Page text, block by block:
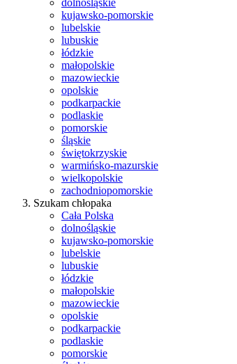
dolnośląskie
kujawsko-pomorskie
lubelskie
lubuskie
łódzkie
małopolskie
mazowieckie
opolskie
podkarpackie
podlaskie
pomorskie
śląskie
świętokrzyskie
warmińsko-mazurskie
wielkopolskie
zachodniopomorskie
Szukam chłopaka
Cała Polska
dolnośląskie
kujawsko-pomorskie
lubelskie
lubuskie
łódzkie
małopolskie
mazowieckie
opolskie
podkarpackie
podlaskie
pomorskie